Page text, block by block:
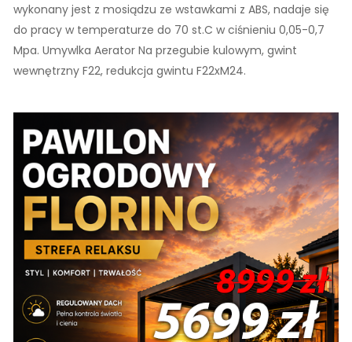
wykonany jest z mosiądzu ze wstawkami z ABS, nadaje się
do pracy w temperaturze do 70 st.C w ciśnieniu 0,05-0,7
Mpa. Umywlka Aerator Na przegubie kulowym, gwint
wewnętrzny F22, redukcja gwintu F22xM24.